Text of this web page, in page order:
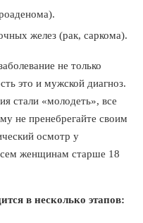
желез (рак, саркома).
не только
это и мужской диагноз.
стали «молодеть», все
не пренебрегайте своим
осмотр у
женщинам старше 18
в несколько этапов: